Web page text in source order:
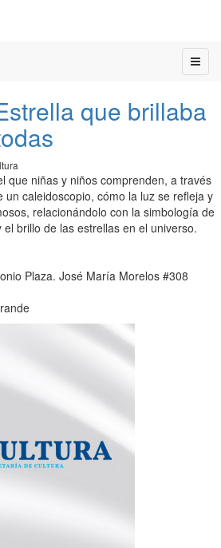
que brillaba
que niñas y niños comprenden, a través
un caleidoscopio, cómo la luz se refleja y
relacionándolo con la simbología de
el brillo de las estrellas en el universo.
Plaza. José María Morelos #308